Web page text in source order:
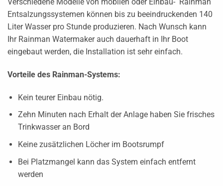
Entsalzungssystemen können bis zu beeindruckenden 140
Liter Wasser pro Stunde produzieren. Nach Wunsch kann
Ihr Rainman Watermaker auch dauerhaft in Ihr Boot
eingebaut werden, die Installation ist sehr einfach.
Vorteile des Rainman-Systems:
Kein teurer Einbau nötig.
Zehn Minuten nach Erhalt der Anlage haben Sie frisches
Trinkwasser an Bord
Keine zusätzlichen Löcher im Bootsrumpf
Bei Platzmangel kann das System einfach entfernt
werden